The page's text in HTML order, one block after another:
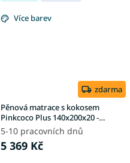
Více barev
zdarma
Pěnová matrace s kokosem
Pinkcoco Plus 140x200x20 -
potah Aloe Vera
5-10 pracovních dnů
5 369 Kč